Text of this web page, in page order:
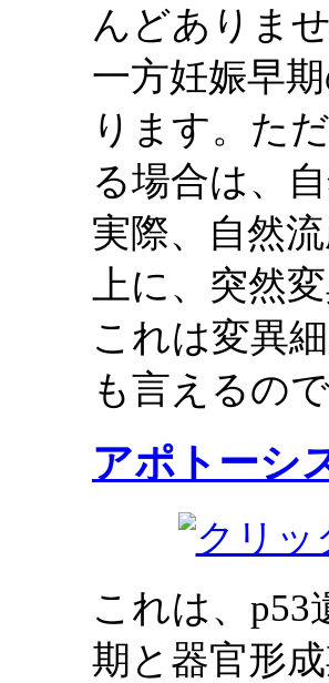
んどありませ
一方妊娠早
ります。た
る場合は、
実際、自然
上に、突然
これは変異
も言えるので
アポトーシ
これは、
期と器官形